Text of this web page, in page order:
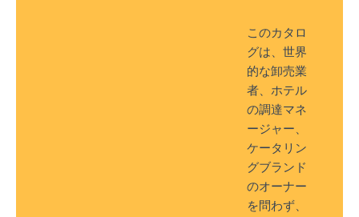
このカタロ
グは、世界
的な卸売業
者、ホテル
の調達マネ
ージャー、
ケータリン
グブランド
のオーナー
を問わず、